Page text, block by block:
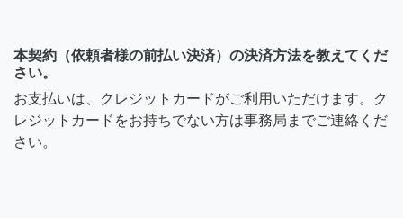
本契約（依頼者様の前払い決済）の決済方法を教えてくだ
さい。
お支払いは、クレジットカードがご利用いただけます。ク
レジットカードをお持ちでない方は事務局までご連絡くだ
さい。